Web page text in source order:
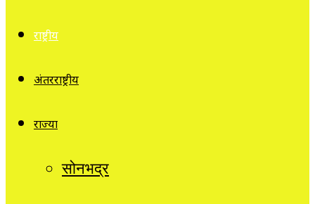
राष्ट्रीय
अंतरराष्ट्रीय
राज्यों
सोनभद्र